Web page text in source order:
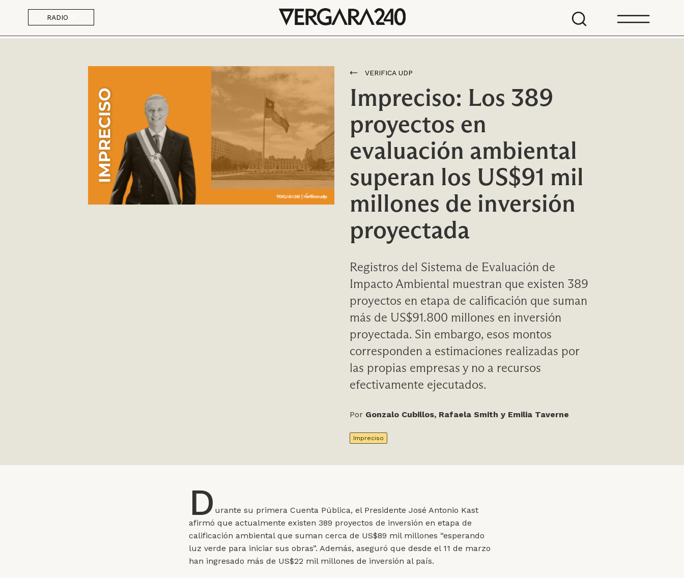
RADIO
VERIFICA UDP
Impreciso: Los 389
proyectos en
evaluación ambiental
superan los US$91 mil
millones de inversión
proyectada
Registros del Sistema de Evaluación de
Impacto Ambiental muestran que existen 389
proyectos en etapa de calificación que suman
más de US$91.800 millones en inversión
proyectada. Sin embargo, esos montos
corresponden a estimaciones realizadas por
las propias empresas y no a recursos
efectivamente ejecutados.
Por Gonzalo Cubillos, Rafaela Smith y Emilia Taverne
Impreciso
D urante su primera Cuenta Pública, el Presidente José Antonio Kast
afirmó que actualmente existen 389 proyectos de inversión en etapa de
calificación ambiental que suman cerca de US$89 mil millones “esperando
luz verde para iniciar sus obras”. Además, aseguró que desde el 11 de marzo
han ingresado más de US$22 mil millones de inversión al país.